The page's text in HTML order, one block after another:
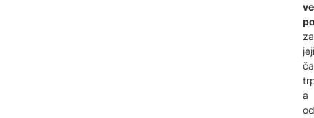
za
a